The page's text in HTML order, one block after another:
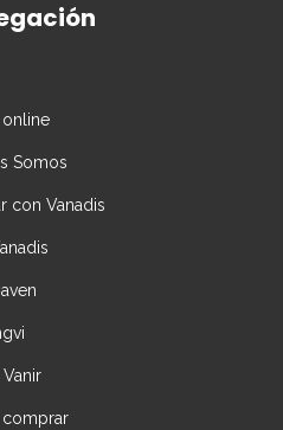
Somos
con Vanadis
comprar